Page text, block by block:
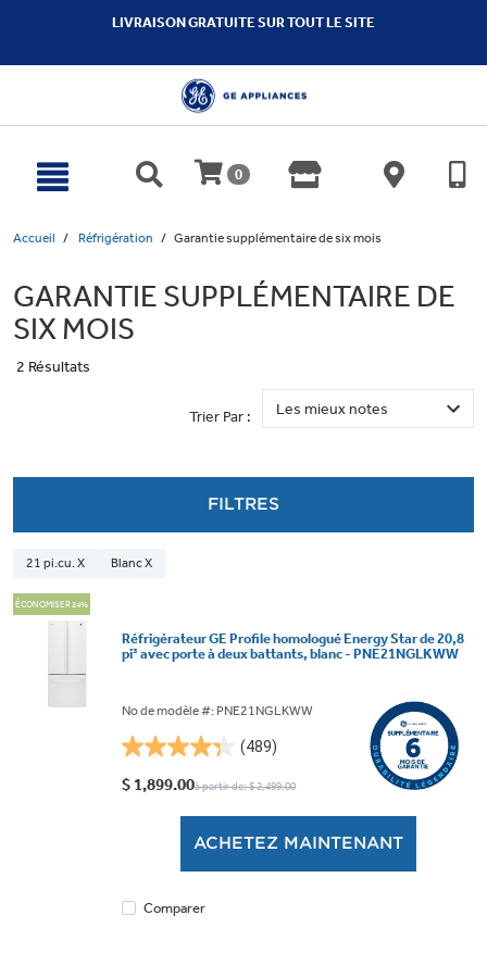
LIVRAISON GRATUITE SUR TOUT LE SITE
0
Accueil Réfrigération Garantie supplémentaire de six mois
GARANTIE SUPPLÉMENTAIRE DE
SIX MOIS
2 Résultats
Trier Par :
FILTRES
21 pi.cu. X Blanc X
ÉCONOMISER 24%
Réfrigérateur GE Profile homologué Energy Star de 20,8
pi³ avec porte à deux battants, blanc - PNE21NGLKWW
No de modèle #: PNE21NGLKWW
(489)
4.3
étoile(s)
$ 1,899.00à partir de: $ 2,499.00
ACHETEZ MAINTENANT
Comparer